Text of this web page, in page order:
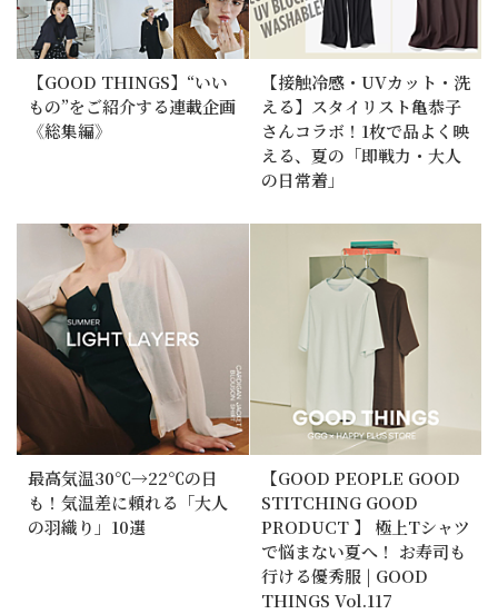
【GOOD THINGS】“いい
もの”をご紹介する連載企画
《総集編》
【接触冷感・UVカット・洗
える】スタイリスト亀恭子
さんコラボ！1枚で品よく映
える、夏の「即戦力・大人
の日常着」
最高気温30℃→22℃の日
も！気温差に頼れる「大人
の羽織り」10選
【GOOD PEOPLE GOOD
STITCHING GOOD
PRODUCT 】 極上Tシャツ
で悩まない夏へ！ お寿司も
行ける優秀服 | GOOD
THINGS Vol.117